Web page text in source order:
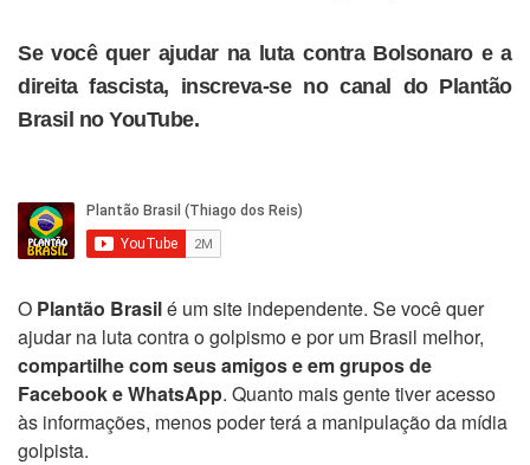
Se você quer ajudar na luta contra Bolsonaro e a
direita fascista, inscreva-se no canal do Plantão
Brasil no YouTube.
O Plantão Brasilé um site independente. Se você quer
ajudar na luta contra o golpismo e por um Brasil melhor,
compartilhe com seus amigos e em grupos de
Facebook e WhatsApp. Quanto mais gente tiver acesso
às informações, menos poder terá a manipulação da mídia
golpista.